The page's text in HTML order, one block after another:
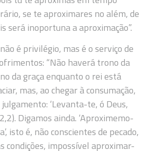
se te aproximares no além, de
será inoportuna a aproximação”.
é privilégio, mas é o serviço de
“Não haverá trono da
da graça enquanto o rei está
mas, ao chegar à consumação,
‘Levanta-te, ó Deus,
Digamos ainda. ‘Aproximemo-
isto é, não conscientes de pecado,
condições, impossível aproximar-